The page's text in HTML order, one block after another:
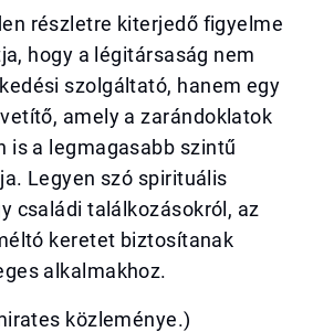
részletre kiterjedő figyelme
hogy a légitársaság nem
szolgáltató, hanem egy
amely a zarándoklatok
is a legmagasabb szintű
Legyen szó spirituális
családi találkozásokról, az
keretet biztosítanak
alkalmakhoz.
közleménye.)